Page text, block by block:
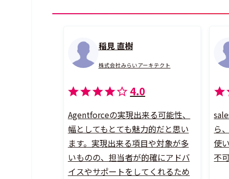
稲見 直樹
株式会社みらいアーキテクト
4.0
Agentforceの実現出来る可能性、
幅としてもとても魅力的だと思い
ます。実現出来る項目や対象が多
いものの、担当者が的確にアドバ
イスやサポートをしてくれるため
ら
使
不